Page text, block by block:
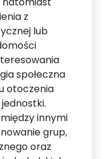
z
lub
społeczna
otoczenia
innymi
grup,
oraz